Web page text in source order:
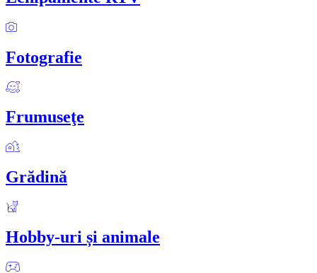
Fotografie
Frumuseţe
Grădină
Hobby-uri și animale